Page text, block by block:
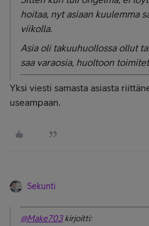
hoitaa, nyt asiaan kuulemma
viikolla.
Asia oli takuuhuollossa ollut
saa varaosia, huoltoon
Yksi viesti samasta asiasta
useampaan.
Sekunti
@Make703kirjoitti: